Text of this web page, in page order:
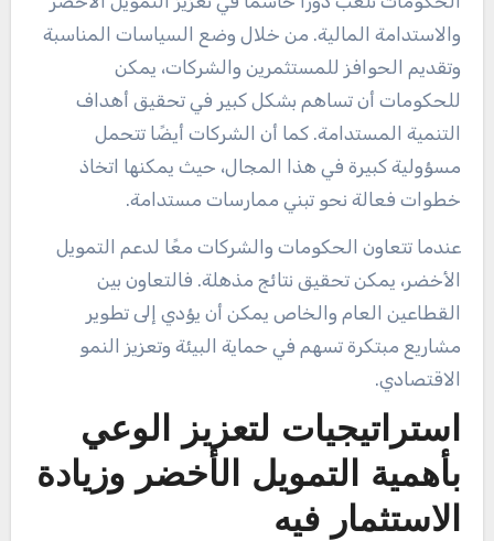
والاستدامة المالية. من خلال وضع السياسات المناسبة
وتقديم الحوافز للمستثمرين والشركات، يمكن
للحكومات أن تساهم بشكل كبير في تحقيق أهداف
التنمية المستدامة. كما أن الشركات أيضًا تتحمل
مسؤولية كبيرة في هذا المجال، حيث يمكنها اتخاذ
خطوات فعالة نحو تبني ممارسات مستدامة.
عندما تتعاون الحكومات والشركات معًا لدعم التمويل
الأخضر، يمكن تحقيق نتائج مذهلة. فالتعاون بين
القطاعين العام والخاص يمكن أن يؤدي إلى تطوير
مشاريع مبتكرة تسهم في حماية البيئة وتعزيز النمو
الاقتصادي.
استراتيجيات لتعزيز الوعي
بأهمية التمويل الأخضر وزيادة
الاستثمار فيه